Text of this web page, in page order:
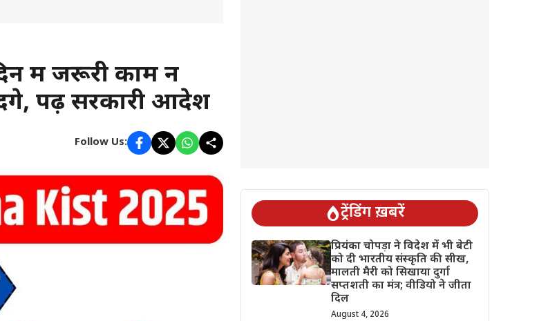
में जरूरी काम न
पढ़ें सरकारी आदेश
Follow Us:
ट्रेंडिंग ख़बरें
प्रियंका चोपड़ा ने विदेश में भी बेटी
को दी भारतीय संस्कृति की सीख,
मालती मैरी को सिखाया दुर्गा
सप्तशती का मंत्र; वीडियो ने जीता
दिल
August 4, 2026